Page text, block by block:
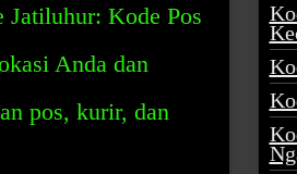
Jatiluhur: Kode Pos
Anda dan
pos, kurir, dan